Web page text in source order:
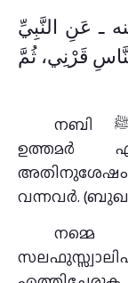
ـ عَنِ النَّبِيِّ
قَرْنِي، ثُمَّ
നബി ﷺ പറഞ്ഞു:ജനങ്ങളില്‍ ഏറ്റവും
ഉത്തമര്‍
അതിനുശേഷം
വന്നവര്‍.
നമ്മെ